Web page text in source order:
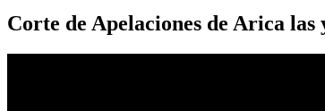
Corte de Apelaciones de Arica